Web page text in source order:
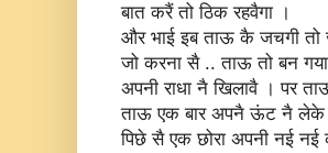
बात करैं तो ठिक रहवैगा ।
और भाई इब ताऊ कै जचगी
जो करना सै .. ताऊ तो बन
अपनी राधा नै खिलावै । पर
ताऊ एक बार अपनै ऊंट नै लेके
पिछे सै एक छोरा अपनी नई